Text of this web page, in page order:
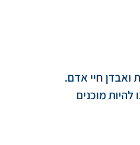
ואבדן חיי אדם.
להיות מוכנים